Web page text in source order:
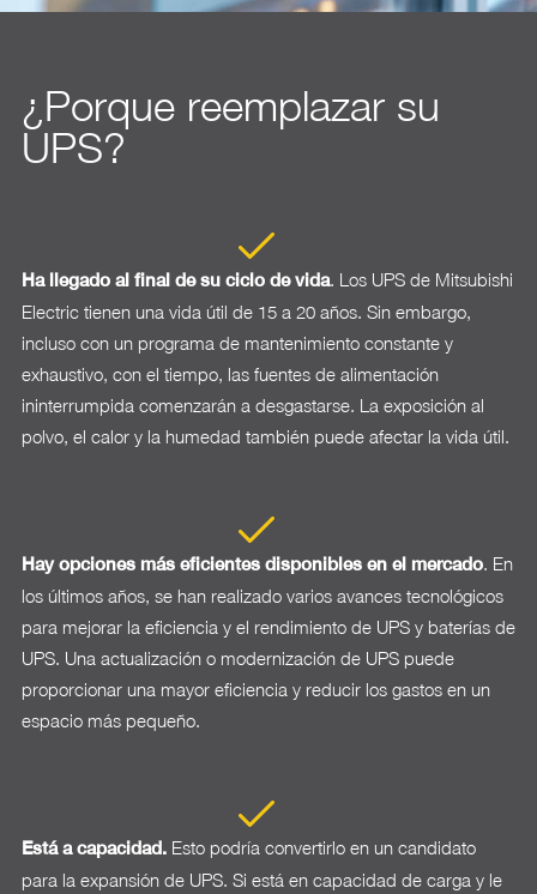
¿Porque reemplazar su
UPS?
Ha llegado al final de su ciclo de vida. Los UPS de Mitsubishi
Electric tienen una vida útil de 15 a 20 años. Sin embargo,
incluso con un programa de mantenimiento constante y
exhaustivo, con el tiempo, las fuentes de alimentación
ininterrumpida comenzarán a desgastarse. La exposición al
polvo, el calor y la humedad también puede afectar la vida útil.
Hay opciones más eficientes disponibles en el mercado. En
los últimos años, se han realizado varios avances tecnológicos
para mejorar la eficiencia y el rendimiento de UPS y baterías de
UPS. Una actualización o modernización de UPS puede
proporcionar una mayor eficiencia y reducir los gastos en un
espacio más pequeño.
Está a capacidad. Esto podría convertirlo en un candidato
para la expansión de UPS. Si está en capacidad de carga y le